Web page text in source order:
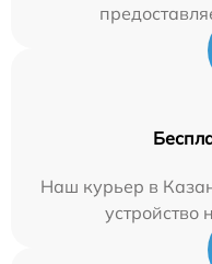
Наш курьер в
устройство